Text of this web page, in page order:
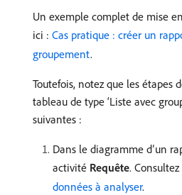
Un exemple complet de mise
ici : Cas pratique : créer un
groupement.
Toutefois, notez que les étapes
tableau de type ‘Liste avec
suivantes :
Dans le diagramme d’un
activité Requête.
données à analyser.